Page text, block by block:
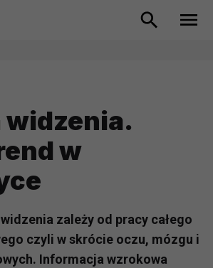
widzenia.
w
zależy od pracy całego
czyli w skrócie oczu, mózgu i
Informacja wzrokowa